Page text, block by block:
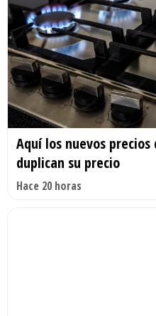
Aquí los nuevos
duplican su precio
Hace 20 horas